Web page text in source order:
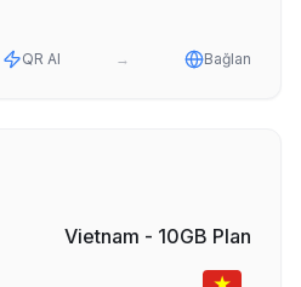
QR Al → Bağlan
Vietnam - 10GB Plan